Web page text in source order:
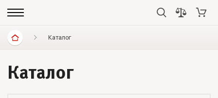
Каталог
Каталог